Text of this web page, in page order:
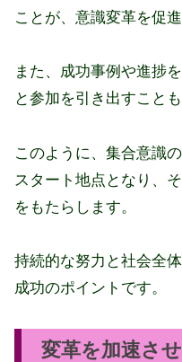
ことが、意識変革を促
また、成功事例や進捗
と参加を引き出すことも
このように、集合意識
スタート地点となり、
をもたらします。
持続的な努力と社会全
成功のポイントです。
変革を加速さ